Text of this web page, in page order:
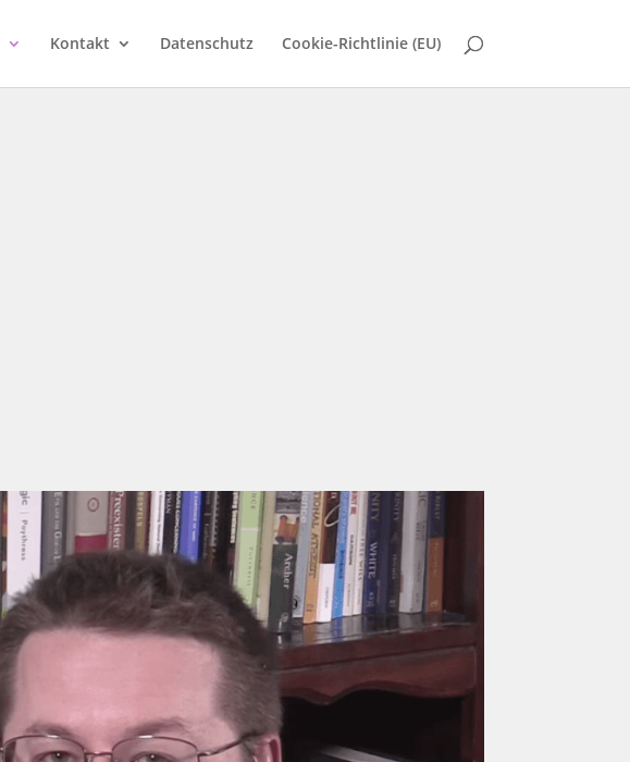
Kontakt Datenschutz Cookie-Richtlinie (EU)